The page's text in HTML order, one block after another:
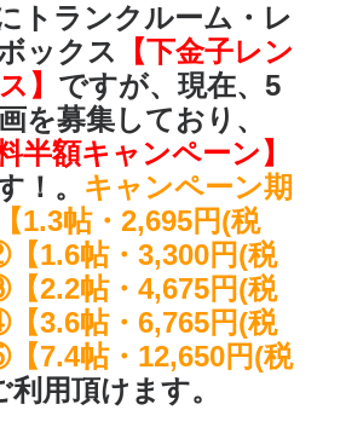
トランクルーム・レ
ックス
【下金子レン
】 ですが、現在、5
を募集しており、
半額キャンペーン】
！。 キャンペーン期
1.3帖・2,695円(税
1.6帖・3,300円(税
2.2帖・4,675円(税
3.6帖・6,765円(税
7.4帖・12,650円(税
利用頂けます。